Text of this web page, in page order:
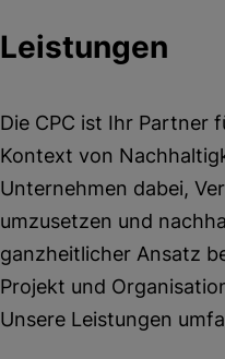
Leistungen
Die CPC ist Ihr Partner
Kontext von
Unternehmen dabei,
umzusetzen und
ganzheitlicher Ansatz
Projekt und
Unsere Leistungen